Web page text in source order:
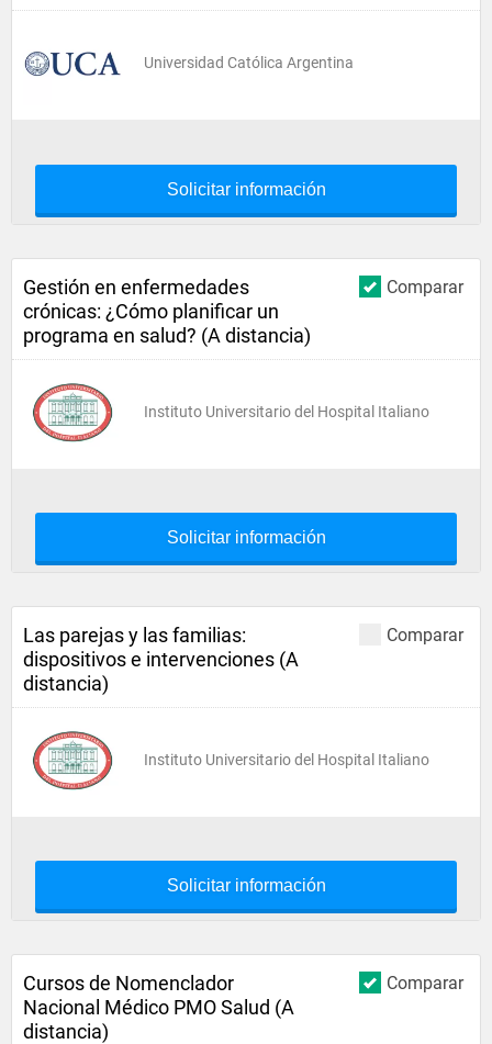
Universidad Católica Argentina
Solicitar información
Comparar
Gestión en enfermedades
crónicas: ¿Cómo planificar un
programa en salud? (A distancia)
Instituto Universitario del Hospital Italiano
Solicitar información
Comparar
Las parejas y las familias:
dispositivos e intervenciones (A
distancia)
Instituto Universitario del Hospital Italiano
Solicitar información
Comparar
Cursos de Nomenclador
Nacional Médico PMO Salud (A
distancia)